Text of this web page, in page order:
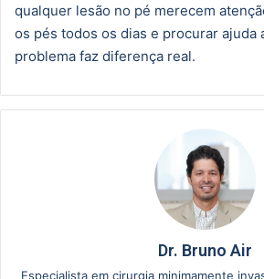
qualquer lesão no pé merecem
os pés todos os dias e procurar ajuda
problema faz diferença real.
Dr. Bruno Air
Especialista em cirurgia minimamente